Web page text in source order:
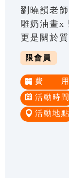
劉曉韻老
雕奶油畫x
更是關於
限會員
費 用
活動時間
活動地點